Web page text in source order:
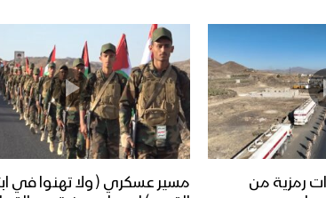
رمزية من
مسير عسكري ( ولا تهنوا في